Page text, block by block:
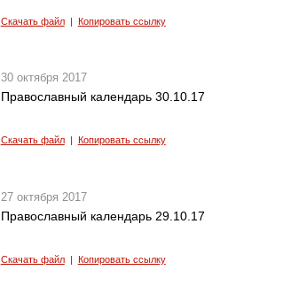
Скачать файл| Копировать ссылку
30 октября 2017
Православный календарь 30.10.17
Скачать файл| Копировать ссылку
27 октября 2017
Православный календарь 29.10.17
Скачать файл| Копировать ссылку